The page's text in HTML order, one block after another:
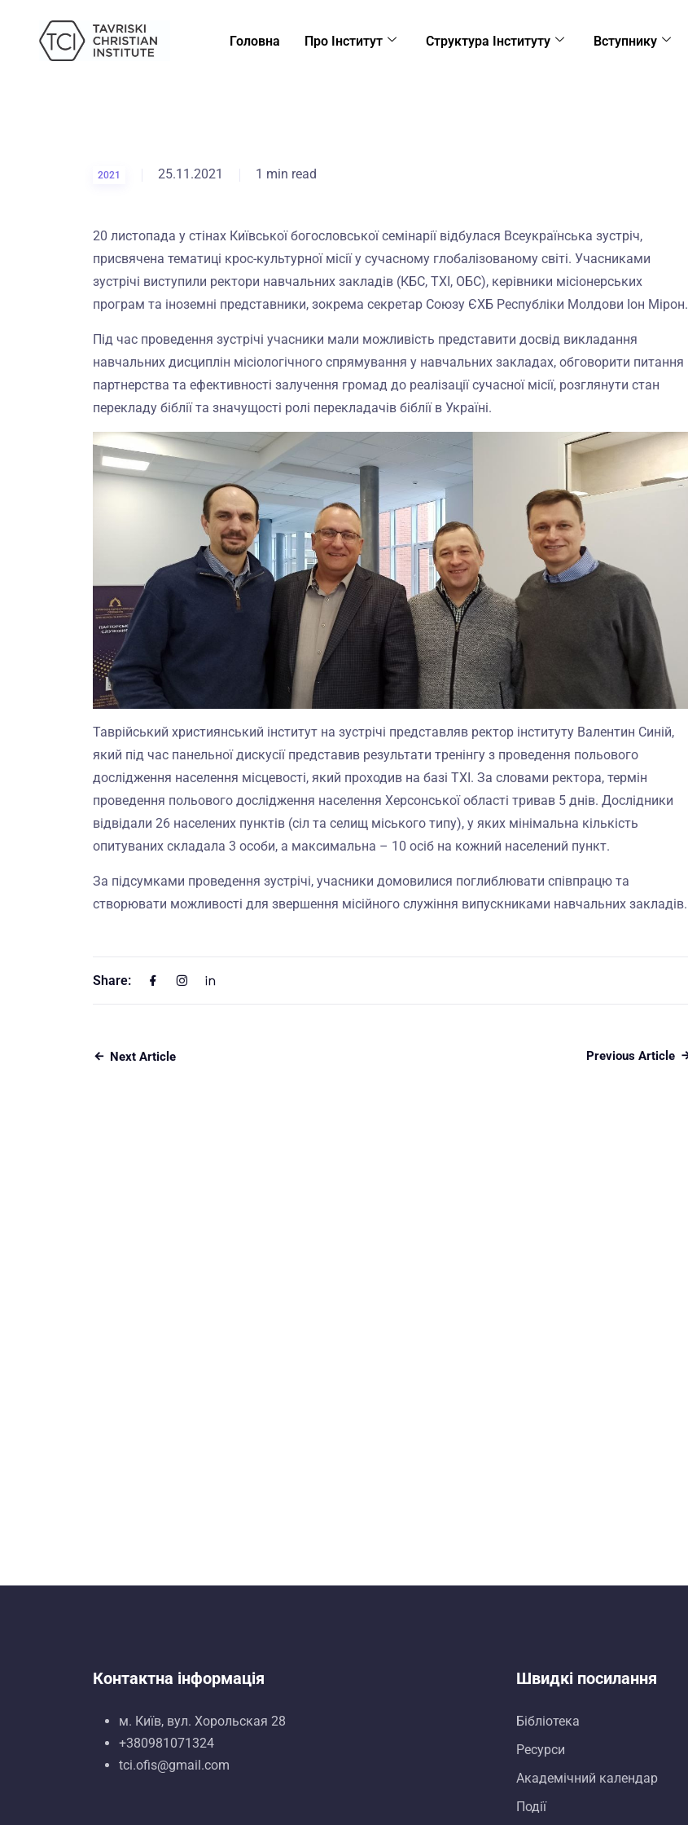
Головна Про Інститут Структура Інституту Вступнику
2021 25.11.2021 1 min read
20 листопада у стінах Київської богословської семінарії відбулася Всеукраїнська зустріч,
присвячена тематиці крос-культурної місії у сучасному глобалізованому світі. Учасниками
зустрічі виступили ректори навчальних закладів (КБС, ТХІ, ОБС), керівники місіонерських
програм та іноземні представники, зокрема секретар Союзу ЄХБ Республіки Молдови Іон Мірон.
Під час проведення зустрічі учасники мали можливість представити досвід викладання
навчальних дисциплін місіологічного спрямування у навчальних закладах, обговорити питання
партнерства та ефективності залучення громад до реалізації сучасної місії, розглянути стан
перекладу біблії та значущості ролі перекладачів біблії в Україні.
Таврійський християнський інститут на зустрічі представляв ректор інституту Валентин Синій,
який під час панельної дискусії представив результати тренінгу з проведення польового
дослідження населення місцевості, який проходив на базі ТХІ. За словами ректора, термін
проведення польового дослідження населення Херсонської області тривав 5 днів. Дослідники
відвідали 26 населених пунктів (сіл та селищ міського типу), у яких мінімальна кількість
опитуваних складала 3 особи, а максимальна – 10 осіб на кожний населений пункт.
За підсумками проведення зустрічі, учасники домовилися поглиблювати співпрацю та
створювати можливості для звершення місійного служіння випускниками навчальних закладів.
Share:
Next Article Previous Article
Контактна інформація
м. Київ, вул. Хорольская 28
+380981071324
tci.ofis@gmail.com
Швидкі посилання
Бібліотека
Ресурси
Академічний календар
Події